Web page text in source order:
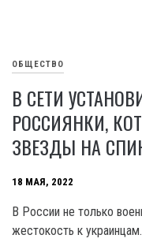
ОБЩЕСТВО
В СЕТИ
РОССИЯНКИ,
ЗВЕЗДЫ НА
18 МАЯ, 2022
В России не только
жестокость к украинцам.